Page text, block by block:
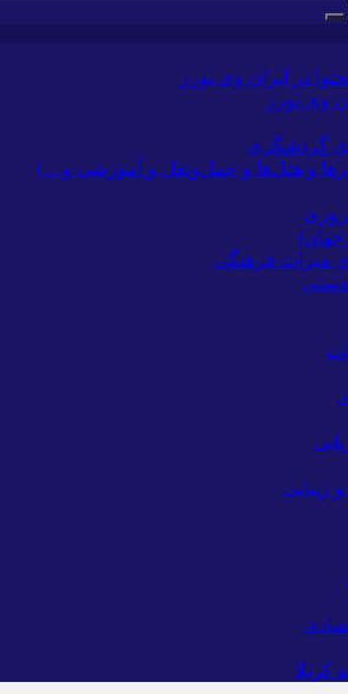
در ایران وی تورز
وی تورز
گردشگری
و هتل‌ها و حمل‌و‌نقل و آموزشی و…)
جهان)
میراث فرهنگی
زیبایی